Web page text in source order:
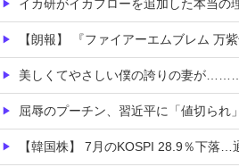
イカ研がイカフローを追加した本当の
【朗報】 『ファイアーエムブレム 万紫千紅』真の主
美しくてやさしい僕の誇りの妻が………
屈辱のプーチン、習近平に「値切られ」「無視され」まるで主
【韓国株】 7月のKOSPI 28.9％下落…通貨